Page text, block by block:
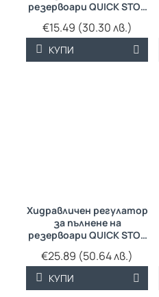
резервоари QUICK STOP
1/2"
€15.49 (30.30 лв.)
КУПИ
Хидравличен регулатор
за пълнене на
резервоари QUICK STOP
11/4"
€25.89 (50.64 лв.)
КУПИ